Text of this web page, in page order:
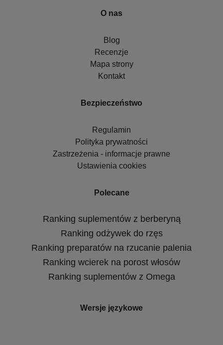
O nas
Blog
Recenzje
Mapa strony
Kontakt
Bezpieczeństwo
Regulamin
Polityka prywatności
Zastrzeżenia - informacje prawne
Ustawienia cookies
Polecane
Ranking suplementów z berberyną
Ranking odżywek do rzęs
Ranking preparatów na rzucanie palenia
Ranking wcierek na porost włosów
Ranking suplementów z Omega
Wersje językowe